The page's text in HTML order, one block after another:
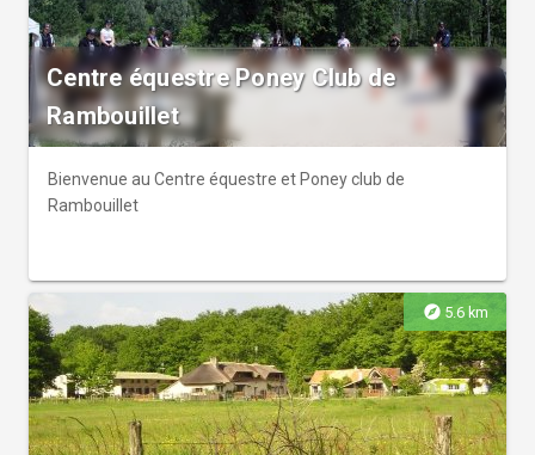
Centre équestre Poney Club de
Rambouillet
Bienvenue au Centre équestre et Poney club de
Rambouillet
explore 5.6 km